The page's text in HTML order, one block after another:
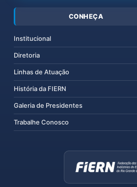
CONHEÇA
Institucional
Diretoria
Linhas de Atuação
História da FIERN
Galeria de Presidentes
Trabalhe Conosco